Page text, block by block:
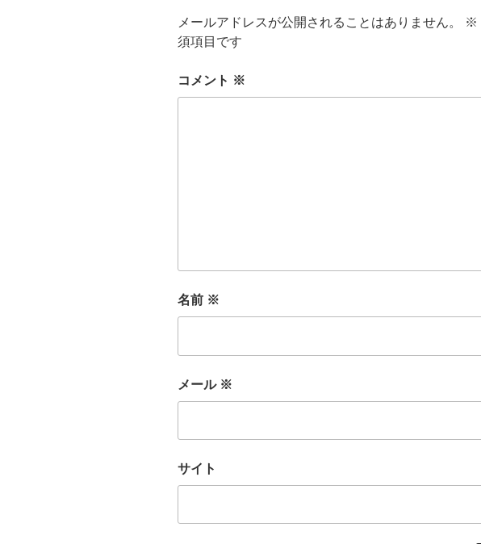
メールアドレスが公開されることはありません。 ※
須項目です
コメント ※
名前 ※
メール ※
サイト